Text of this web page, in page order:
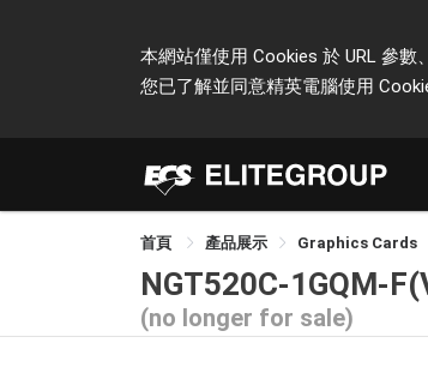
本網站僅使用 Cookies 於 URL 參
您已了解並同意精英電腦使用
首頁 產品展示 Graphics Cards
NGT520C-1GQM-
(no longer for sale)